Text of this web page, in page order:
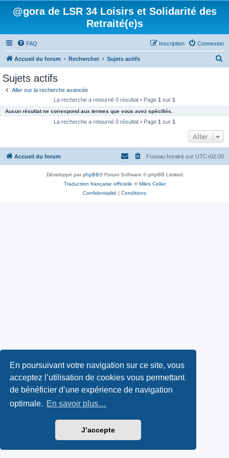
En poursuivant votre navigation sur ce site, vous
acceptez l’utilisation de cookies vous permettant
de bénéficier d’une expérience de navigation
optimale. En savoir plus…
J’accepte
@gora de LSR 34 Loisirs et Solidarité des
Retraité(e)s
FAQ Connexion
Inscription
Accueil du forum Rechercher Sujets actifs
c
e
Sujets actifs
Aller sur la recherche avancée
La recherche a retourné 0 résultat • Page 1 sur 1
Aucun résultat ne correspond aux termes que vous avez spécifiés.
La recherche a retourné 0 résultat • Page 1 sur 1
Aller
Accueil du forum Fuseau horaire sur UTC+02:00
Développé parphpBB® Forum Software © phpBB Limited
Traduction française officielle ©Miles Cellar
Confidentialité | Conditions